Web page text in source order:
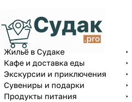
Жильё в Судаке
Кафе и доставка еды
Экскурсии и приключения
Сувениры и подарки
Продукты питания